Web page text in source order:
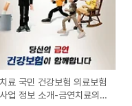
료 국민 건강보험 의료보험
업 정보 소개-금연치료의약